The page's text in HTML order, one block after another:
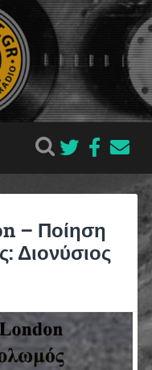
– Ποίηση
Διονύσιος